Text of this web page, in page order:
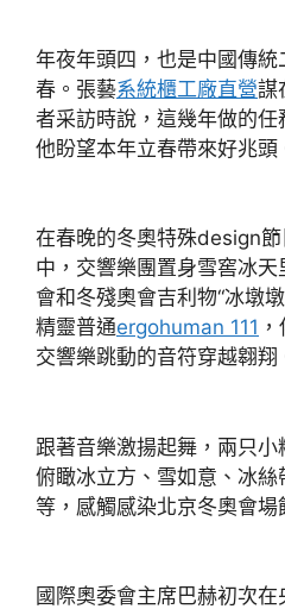
年夜年頭四，也是中國傳
春。張藝系統櫃工廠直營謀
者采訪時說，這幾年做的任
他盼望本年立春帶來好兆頭
在春晚的冬奧特殊design節
中，交響樂團置身雪窖冰
會和冬殘奧會吉利物“冰墩墩
精靈普通ergohuman 111
交響樂跳動的音符穿越翱翔
跟著音樂激揚起舞，兩只
俯瞰冰立方、雪如意、冰
等，感觸感染北京冬奧會場
國際奧委會主席巴赫初次